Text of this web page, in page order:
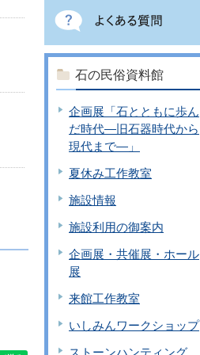
石の民俗資料館
企画展「石とともに歩ん
だ時代―旧石器時代から
現代まで―」
夏休み工作教室
施設情報
施設利用の御案内
企画展・共催展・ホール
展
来館工作教室
いしみんワークショップ
ストーンハンティング